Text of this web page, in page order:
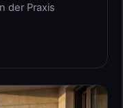
der Praxis